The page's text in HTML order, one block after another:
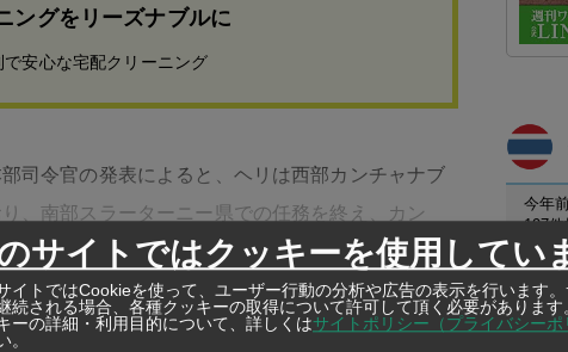
ングをリーズナブルに
安心な宅配クリーニング
司令官の発表によると、ヘリは西部カンチャナブ
、南部スラーターニー県での任務を終え、カン
ったとみられている。ヘリは空き地に墜落したた
かった。
今年
197
プー
B被
保護
サイトではクッキーを使用してい
イトではCookieを使って、ユーザー行動の分析や広告の表示を行います。
続される場合、各種クッキーの取得について許可して頂く必要があります
ーの詳細・利用目的について、詳しくはサイトポリシー（プライバシーポ
。